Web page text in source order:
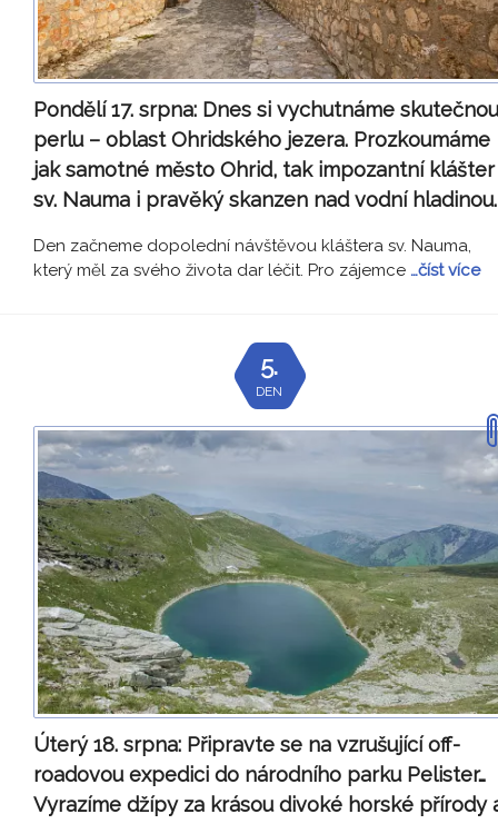
Pondělí 17. srpna: Dnes si vychutnáme skutečnou
perlu – oblast Ohridského jezera. Prozkoumáme
jak samotné město Ohrid, tak impozantní klášter
sv. Nauma i pravěký skanzen nad vodní hladinou.
Den začneme dopolední návštěvou kláštera sv. Nauma,
který měl za svého života dar léčit. Pro zájemce …číst více
5.
DEN
Úterý 18. srpna: Připravte se na vzrušující off-
roadovou expedici do národního parku Pelister…
Vyrazíme džípy za krásou divoké horské přírody